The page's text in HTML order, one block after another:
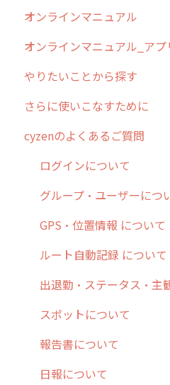
2019年までのリリース情報
お客様の声を実現しまし
0. はじめてのcyzenの使い
1. cyzenについて知ろう
2. 主要機能の概要
3. cyzenの位置情報取得に
4. cyzen利用前の準備：
5. 基本的な使い方：シス
6. 基本的な使い方：ユー
7. 初心者向けよくある質
8. 用語集
9. もっと便利に利用する
10.ユーザー向けおすすめ
【業界業種別】cyzen設定
オンラインマニュアル
管理サイトの使い始め
ユーザー・グループ管理
行動管理
予定管理
スポット
ステータス・主観
報告書・行動種別
勤怠管理
活動通知
パフォーマンス
帳票出力
メッセージ・ファイル添付
オンラインマニュアル_アプ
アプリの使い始め
ホーム画面
スポット
報告閲覧
予定
日報
履歴
メンバー
メッセージ
パフォーマンス
外部リンク
やりたいことから探す
行動管理
勤怠管理
予定管理
スポット
ステータス・主観
報告書・行動種別
ユーザー・グループ管理
メッセージ機能
活動通知
内線電話
さらに使いこなすために
はじめに
スポット・ステータス関
交通費自動計算
安全走行支援
写真管理・高画質化
ダッシュボード（BI）・
連携オプション
その他オプション
IP接続制限・端末認証設定
cyzenのよくあるご質問
ログインについて
グループ・ユーザーにつ
GPS・位置情報 について
ルート自動記録 について
出退勤・ステータス・主
スポットについて
報告書について
日報について